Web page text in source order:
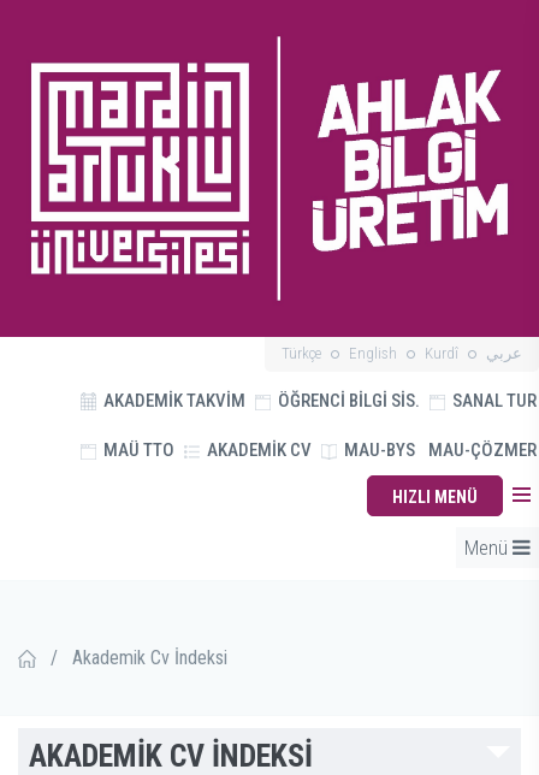
Türkçe English Kurdî عربي
AKADEMİK TAKVİM ÖĞRENCİ BİLGİ SİS. SANAL TUR
MAÜ TTO AKADEMİK CV MAU-BYS MAU-ÇÖZMER
HIZLI MENÜ
Menü
/ Akademik Cv İndeksi
AKADEMİK CV İNDEKSİ